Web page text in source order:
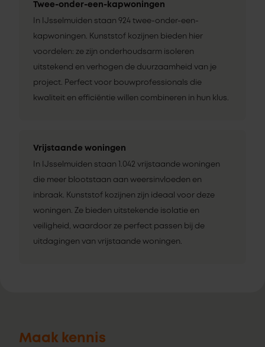
Twee-onder-een-kapwoningen
In IJsselmuiden staan 924 twee-onder-een-
kapwoningen. Kunststof kozijnen bieden hier
voordelen: ze zijn onderhoudsarm isoleren
uitstekend en verhogen de duurzaamheid van je
project. Perfect voor bouwprofessionals die
kwaliteit en efficiëntie willen combineren in hun klus.
Vrijstaande woningen
In IJsselmuiden staan 1.042 vrijstaande woningen
die meer blootstaan aan weersinvloeden en
inbraak. Kunststof kozijnen zijn ideaal voor deze
woningen. Ze bieden uitstekende isolatie en
veiligheid, waardoor ze perfect passen bij de
uitdagingen van vrijstaande woningen.
Maak kennis